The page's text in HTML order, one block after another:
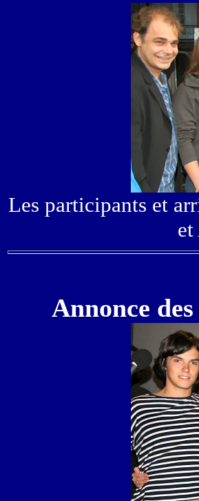
Les participants et
Annonce